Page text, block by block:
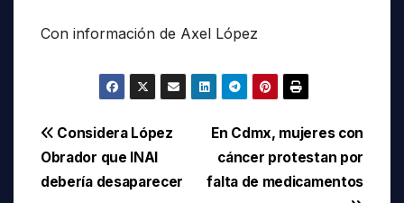
Con información de Axel López
Navegación
de
En Cdmx, mujeres con
cáncer protestan por
falta de medicamentos
Considera López
Obrador que INAI
debería desaparecer